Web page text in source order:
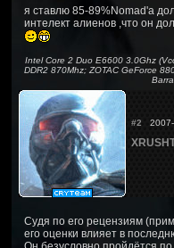
я ставлю 85-89%Nomad'а
интелект алиенов ,что он
Intel Core 2 Duo E6600 3.0Ghz
DDR2 870Mhz; ZOTAC GeForce
#2 2007-
Судя по его рецензиям
его оценки влияет в